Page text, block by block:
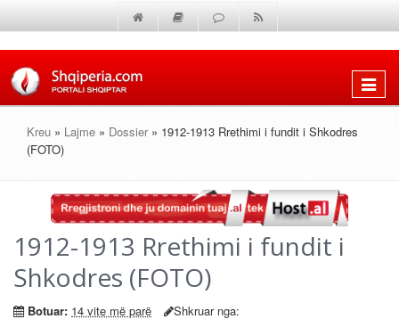
Shfaq
Kreu » Lajme » Dossier » 1912-1913 Rrethimi i fundit i Shkodres
(FOTO)
1912-1913 Rrethimi i fundit i
Shkodres (FOTO)
Botuar: 14 vite më parë Shkruar nga: